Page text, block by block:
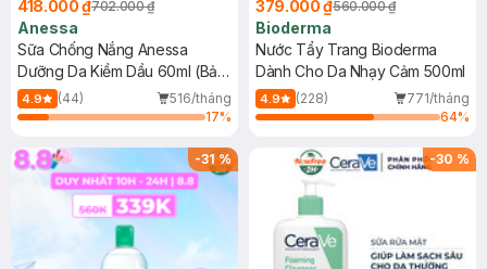
418.000 ₫702.000 ₫
Anessa
Sữa Chống Nắng Anessa
Dưỡng Da Kiềm Dầu 60ml (Bản
Mới)
4.9 (44)
516/tháng
17%
379.000 ₫560.000 ₫
Bioderma
Nước Tẩy Trang Bioderma
Dành Cho Da Nhạy Cảm 500ml
4.9 (228)
771/tháng
64%
-31% -30 %